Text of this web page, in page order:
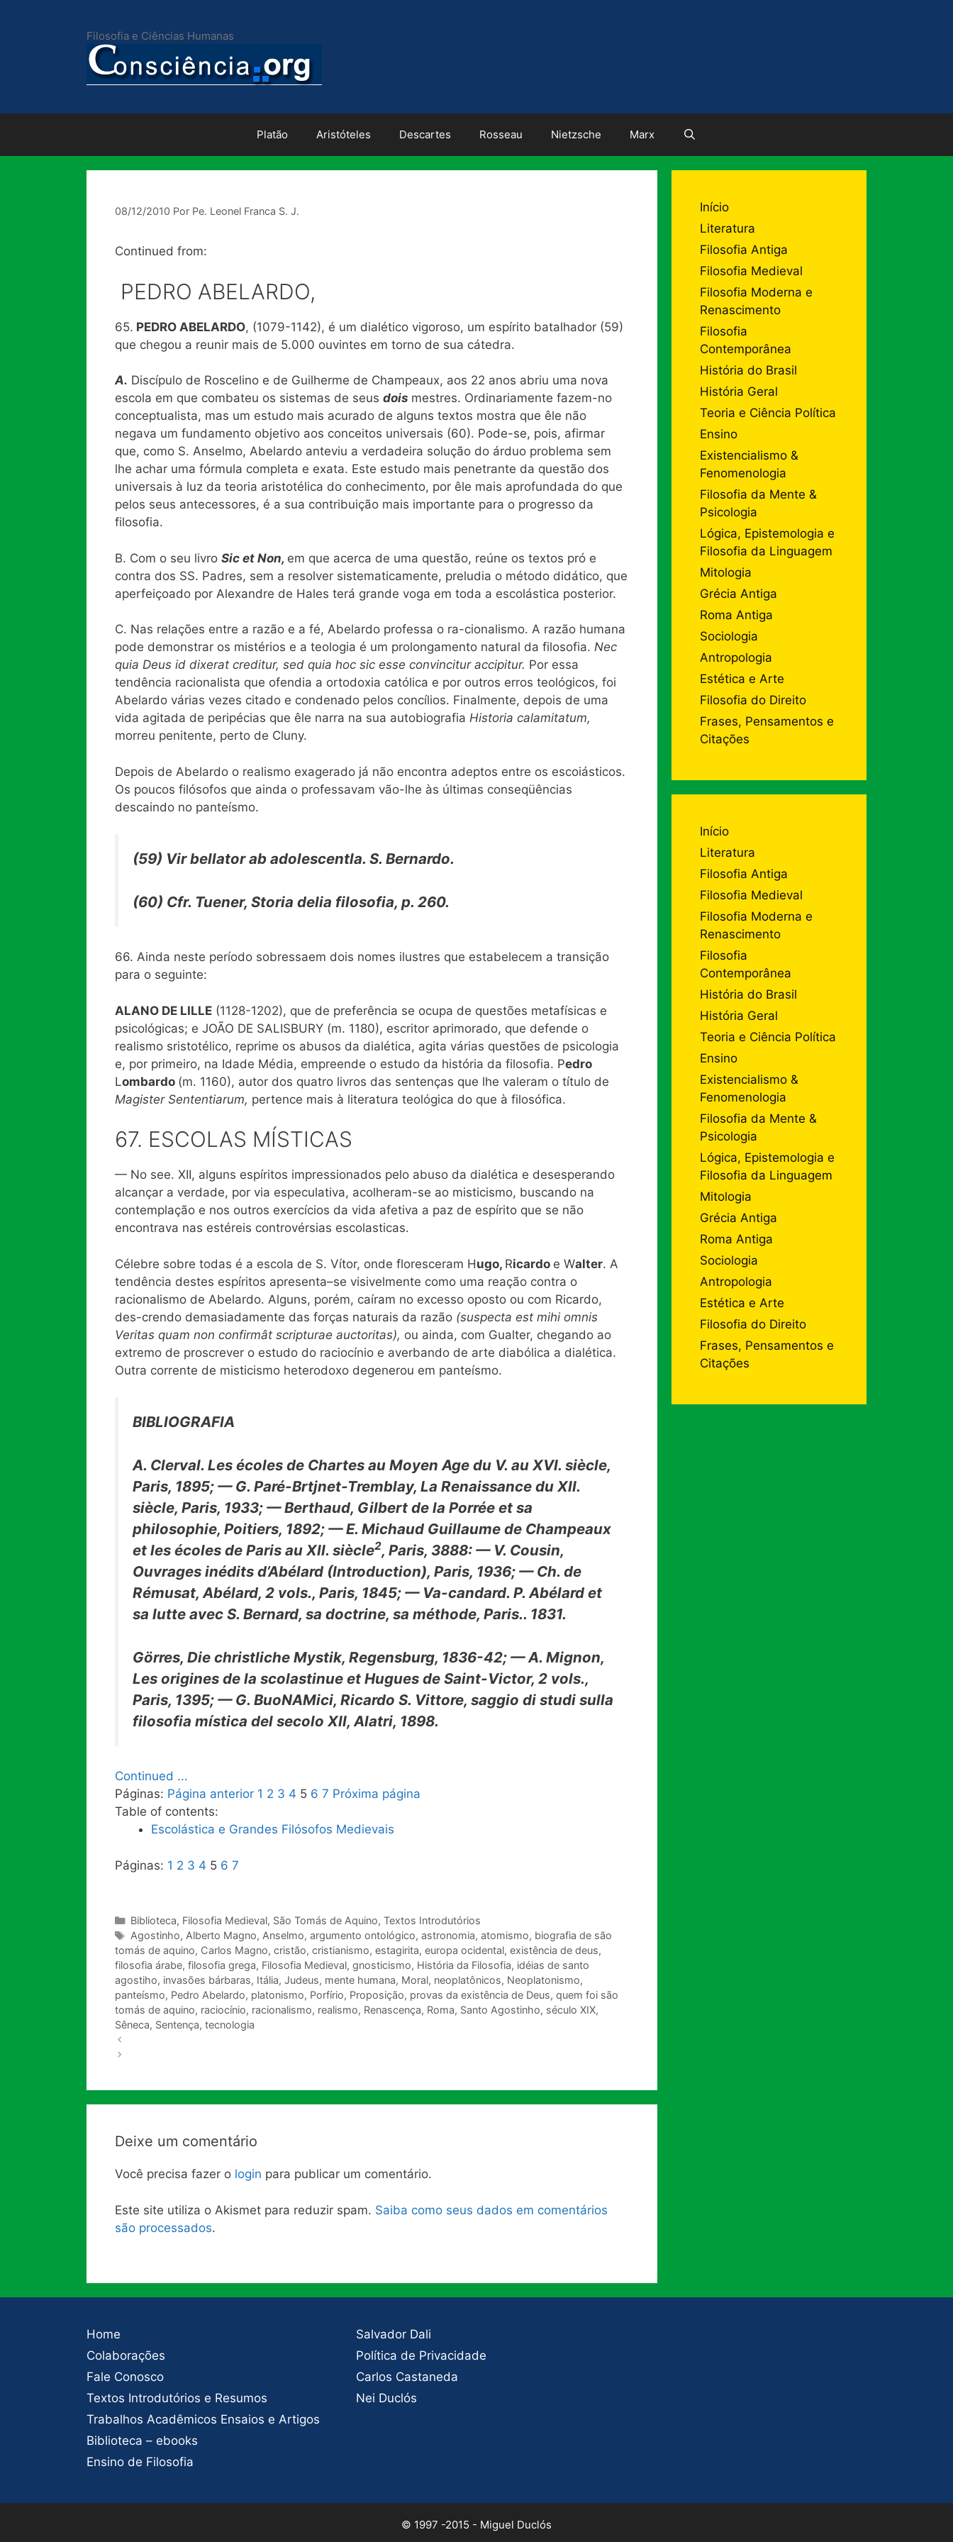
Filosofia e Ciências Humanas
Platão Aristóteles Descartes Rosseau Nietzsche Marx
08/12/2010 Por Pe. Leonel Franca S. J.
Continued from:
PEDRO ABELARDO,
65. PEDRO ABELARDO, (1079-1142), é um dialético vigoroso, um espírito batalhador (59)
que chegou a reunir mais de 5.000 ouvintes em torno de sua cátedra.
A. Discípulo de Roscelino e de Guilherme de Champeaux, aos 22 anos abriu uma nova
escola em que combateu os sistemas de seus dois mestres. Ordinariamente fazem-no
conceptualista, mas um estudo mais acurado de alguns textos mostra que êle não
negava um fundamento objetivo aos conceitos universais (60). Pode-se, pois, afirmar
que, como S. Anselmo, Abelardo anteviu a verdadeira solução do árduo problema sem
lhe achar uma fórmula completa e exata. Este estudo mais penetrante da questão dos
universais à luz da teoria aristotélica do conhecimento, por êle mais aprofundada do que
pelos seus antecessores, é a sua contribuição mais importante para o progresso da
filosofia.
B. Com o seu livro Sic et Non, em que acerca de uma questão, reúne os textos pró e
contra dos SS. Padres, sem a resolver sistematicamente, preludia o método didático, que
aperfeiçoado por Alexandre de Hales terá grande voga em toda a escolástica posterior.
C. Nas relações entre a razão e a fé, Abelardo professa o ra-cionalismo. A razão humana
pode demonstrar os mistérios e a teologia é um prolongamento natural da filosofia. Nec
quia Deus id dixerat creditur, sed quia hoc sic esse convincitur accipitur. Por essa
tendência racionalista que ofendia a ortodoxia católica e por outros erros teológicos, foi
Abelardo várias vezes citado e condenado pelos concílios. Finalmente, depois de uma
vida agitada de peripécias que êle narra na sua autobiografia Historia calamitatum,
morreu penitente, perto de Cluny.
Depois de Abelardo o realismo exagerado já não encontra adeptos entre os escoiásticos.
Os poucos filósofos que ainda o professavam vão-lhe às últimas conseqüências
descaindo no panteísmo.
(59) Vir bellator ab adolescentla. S. Bernardo.
(60) Cfr. Tuener, Storia delia filosofia, p. 260.
66. Ainda neste período sobressaem dois nomes ilustres que estabelecem a transição
para o seguinte:
ALANO DE LILLE (1128-1202), que de preferência se ocupa de questões metafísicas e
psicológicas; e JOÃO DE SALISBURY (m. 1180), escritor aprimorado, que defende o
realismo sristotélico, reprime os abusos da dialética, agita várias questões de psicologia
e, por primeiro, na Idade Média, empreende o estudo da história da filosofia. Pedro
Lombardo (m. 1160), autor dos quatro livros das sentenças que lhe valeram o título de
Magister Sententiarum, pertence mais à literatura teológica do que à filosófica.
67. ESCOLAS MÍSTICAS
— No see. XII, alguns espíritos impressionados pelo abuso da dialética e desesperando
alcançar a verdade, por via especulativa, acolheram-se ao misticismo, buscando na
contemplação e nos outros exercícios da vida afetiva a paz de espírito que se não
encontrava nas estéreis controvérsias escolasticas.
Célebre sobre todas é a escola de S. Vítor, onde floresceram Hugo, Ricardo e Walter. A
tendência destes espíritos apresenta–se visivelmente como uma reação contra o
racionalismo de Abelardo. Alguns, porém, caíram no excesso oposto ou com Ricardo,
des-crendo demasiadamente das forças naturais da razão (suspecta est mihi omnis
Veritas quam non confirmât scripturae auctoritas), ou ainda, com Gualter, chegando ao
extremo de proscrever o estudo do raciocínio e averbando de arte diabólica a dialética.
Outra corrente de misticismo heterodoxo degenerou em panteísmo.
BIBLIOGRAFIA
A. Clerval. Les écoles de Chartes au Moyen Age du V. au XVI. siècle,
Paris, 1895; — G. Paré-Brtjnet-Tremblay, La Renaissance du XII.
siècle, Paris, 1933; — Berthaud, Gilbert de la Porrée et sa
philosophie, Poitiers, 1892; — E. Michaud Guillaume de Champeaux
et les écoles de Paris au XII. siècle2, Paris, 3888: — V. Cousin,
Ouvrages inédits d’Abélard (Introduction), Paris, 1936; — Ch. de
Rémusat, Abélard, 2 vols., Paris, 1845; — Va-candard. P. Abélard et
sa lutte avec S. Bernard, sa doctrine, sa méthode, Paris.. 1831.
Görres, Die christliche Mystik, Regensburg, 1836-42; — A. Mignon,
Les origines de la scolastinue et Hugues de Saint-Victor, 2 vols.,
Paris, 1395; — G. BuoNAMici, Ricardo S. Vittore, saggio di studi sulla
filosofia mística del secolo XII, Alatri, 1898.
Continued ...
Páginas: Página anterior 1 2 3 4 5 6 7 Próxima página
Table of contents:
Escolástica e Grandes Filósofos Medievais
Páginas: 1 2 3 4 5 6 7
Categorias
Biblioteca, Filosofia Medieval, São Tomás de Aquino, Textos Introdutórios
Tags
Agostinho, Alberto Magno, Anselmo, argumento ontológico, astronomia, atomismo, biografia de são
tomás de aquino, Carlos Magno, cristão, cristianismo, estagirita, europa ocidental, existência de deus,
filosofia árabe, filosofia grega, Filosofia Medieval, gnosticismo, História da Filosofia, idéias de santo
agostiho, invasões bárbaras, Itália, Judeus, mente humana, Moral, neoplatônicos, Neoplatonismo,
panteísmo, Pedro Abelardo, platonismo, Porfírio, Proposição, provas da existência de Deus, quem foi são
tomás de aquino, raciocínio, racionalismo, realismo, Renascença, Roma, Santo Agostinho, século XIX,
Sêneca, Sentença, tecnologia
Deixe um comentário
Você precisa fazer o login para publicar um comentário.
Este site utiliza o Akismet para reduzir spam. Saiba como seus dados em comentários
são processados.
Início
Literatura
Filosofia Antiga
Filosofia Medieval
Filosofia Moderna e
Renascimento
Filosofia
Contemporânea
História do Brasil
História Geral
Teoria e Ciência Política
Ensino
Existencialismo &
Fenomenologia
Filosofia da Mente &
Psicologia
Lógica, Epistemologia e
Filosofia da Linguagem
Mitologia
Grécia Antiga
Roma Antiga
Sociologia
Antropologia
Estética e Arte
Filosofia do Direito
Frases, Pensamentos e
Citações
Início
Literatura
Filosofia Antiga
Filosofia Medieval
Filosofia Moderna e
Renascimento
Filosofia
Contemporânea
História do Brasil
História Geral
Teoria e Ciência Política
Ensino
Existencialismo &
Fenomenologia
Filosofia da Mente &
Psicologia
Lógica, Epistemologia e
Filosofia da Linguagem
Mitologia
Grécia Antiga
Roma Antiga
Sociologia
Antropologia
Estética e Arte
Filosofia do Direito
Frases, Pensamentos e
Citações
Home
Colaborações
Fale Conosco
Textos Introdutórios e Resumos
Trabalhos Acadêmicos Ensaios e Artigos
Biblioteca – ebooks
Ensino de Filosofia
Salvador Dali
Política de Privacidade
Carlos Castaneda
Nei Duclós
© 1997 -2015 - Miguel Duclós